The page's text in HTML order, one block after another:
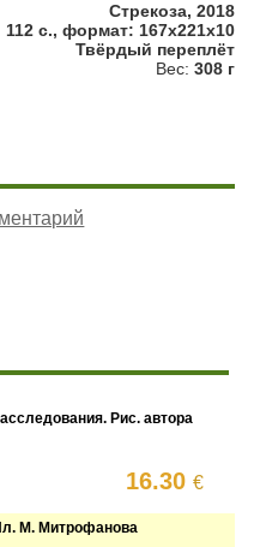
Стрекоза, 2018
112 с., формат: 167x221x10
Твёрдый переплёт
Вес: 308 г
Рис. автора
16.30€
М. Митрофанова